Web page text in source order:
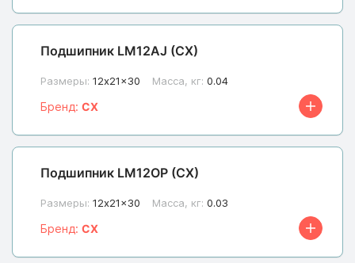
Подшипник LM12AJ (CX)
Размеры: 12x21x30 Масса, кг: 0.04
Бренд: CX
Подшипник LM12OP (CX)
Размеры: 12x21x30 Масса, кг: 0.03
Бренд: CX